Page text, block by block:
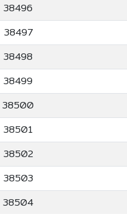
38496
38497
38498
38499
38500
38501
38502
38503
38504